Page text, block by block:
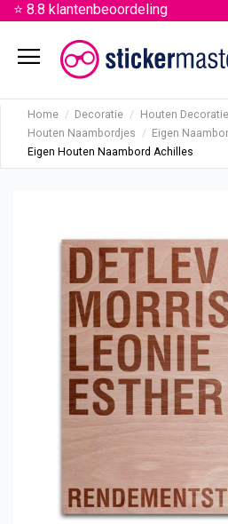
⭐ 8.8 klantenbeoordeling
menu
Home Decoratie Houten Decoratie
Houten Naambordjes
Eigen
Eigen Houten Naambord Achilles